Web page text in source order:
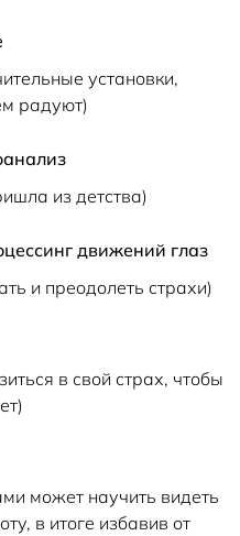
установки,
радуют)
из детства)
движений глаз
и преодолеть страхи)
в свой страх, чтобы
может научить видеть
в итоге избавив от